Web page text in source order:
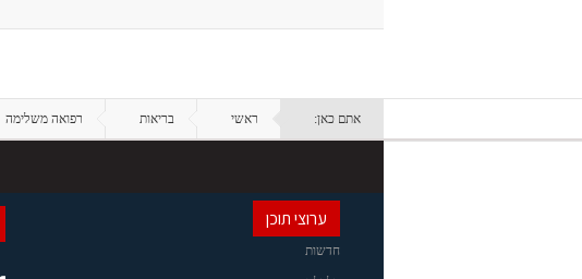
אתם כאן: ראשי בריאות רפואה משלימה
ערוצי תוכן
חדשות